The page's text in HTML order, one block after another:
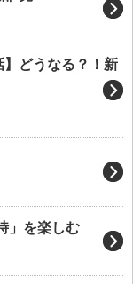
】どうなる？！新
」を楽しむ